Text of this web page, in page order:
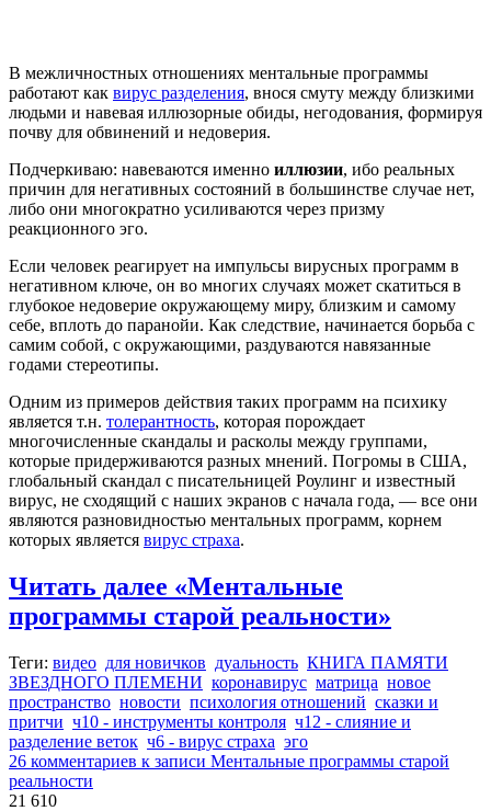
В межличностных отношениях ментальные программы
работают как вирус разделения, внося смуту между близкими
людьми и навевая иллюзорные обиды, негодования, формируя
почву для обвинений и недоверия.
Подчеркиваю: навеваются именно иллюзии, ибо реальных
причин для негативных состояний в большинстве случае нет,
либо они многократно усиливаются через призму
реакционного эго.
Если человек реагирует на импульсы вирусных программ в
негативном ключе, он во многих случаях может скатиться в
глубокое недоверие окружающему миру, близким и самому
себе, вплоть до паранойи. Как следствие, начинается борьба с
самим собой, с окружающими, раздуваются навязанные
годами стереотипы.
Одним из примеров действия таких программ на психику
является т.н. толерантность, которая порождает
многочисленные скандалы и расколы между группами,
которые придерживаются разных мнений. Погромы в США,
глобальный скандал с писательницей Роулинг и известный
вирус, не сходящий с наших экранов с начала года, — все они
являются разновидностью ментальных программ, корнем
которых является вирус страха.
Читать далее «Ментальные
программы старой реальности»
Теги: видео для новичков дуальность КНИГА ПАМЯТИ
ЗВЕЗДНОГО ПЛЕМЕНИ коронавирус матрица новое
пространство новости психология отношений сказки и
притчи ч10 - инструменты контроля ч12 - слияние и
разделение веток ч6 - вирус страха эго
26 комментариев к записи Ментальные программы старой
реальности
21 610